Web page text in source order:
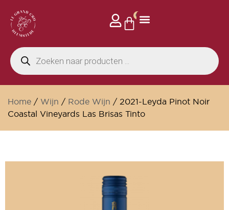
0
Home / Wijn / Rode Wijn / 2021-Leyda Pinot Noir
Coastal Vineyards Las Brisas Tinto